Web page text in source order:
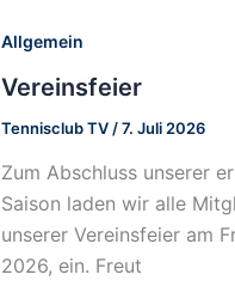
Allgemein
Vereinsfeier
Tennisclub TV /7. Juli 2026
Zum Abschluss unserer
Saison laden wir alle
unserer Vereinsfeier am
2026, ein. Freut